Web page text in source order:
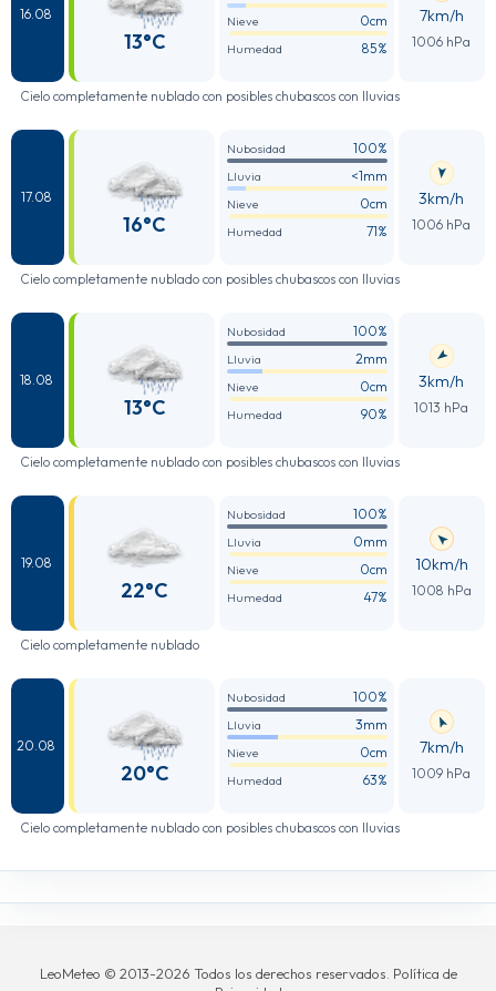
16.08
13°C
Nieve 0cm
Humedad 85%
7km/h
1006 hPa
Cielo completamente nublado con posibles chubascos con lluvias
17.08
16°C
Nubosidad 100%
Lluvia <1mm
Nieve 0cm
Humedad 71%
3km/h
1006 hPa
Cielo completamente nublado con posibles chubascos con lluvias
18.08
13°C
Nubosidad 100%
Lluvia 2mm
Nieve 0cm
Humedad 90%
3km/h
1013 hPa
Cielo completamente nublado con posibles chubascos con lluvias
19.08
22°C
Nubosidad 100%
Lluvia 0mm
Nieve 0cm
Humedad 47%
10km/h
1008 hPa
Cielo completamente nublado
20.08
20°C
Nubosidad 100%
Lluvia 3mm
Nieve 0cm
Humedad 63%
7km/h
1009 hPa
Cielo completamente nublado con posibles chubascos con lluvias
LeoMeteo © 2013-2026 Todos los derechos reservados. Política de